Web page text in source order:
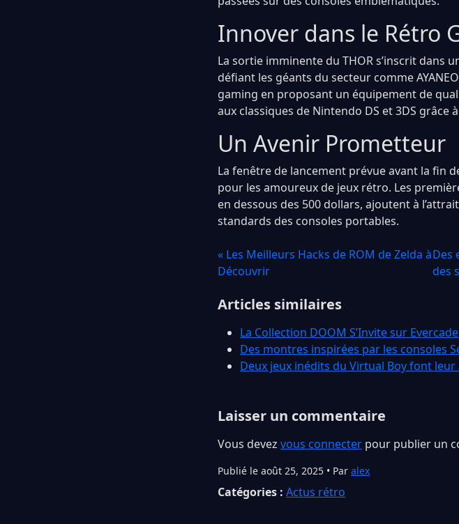
Innover dans le Rétro
La sortie imminente du THOR s’inscrit dans
défiant les géants du secteur comme
gaming en proposant un équipement de
aux classiques de Nintendo DS et 3DS grâce
Un Avenir Prometteur
La fenêtre de lancement prévue avant la fin
pour les amoureux de jeux rétro. Les
en dessous des 500 dollars, ajoutent à
standards des consoles portables.
« Les Meilleurs Hacks de ROM de Zelda à
Découvrir
Des
des
Articles similaires
La Collection DOOM S’Invite sur
Des montres inspirées par les consoles
Deux jeux inédits du Virtual Boy font
Laisser un commentaire
Vous devez vous connecter pour publier un
Publié le août 25, 2025 • Par alex
Catégories : Actus rétro